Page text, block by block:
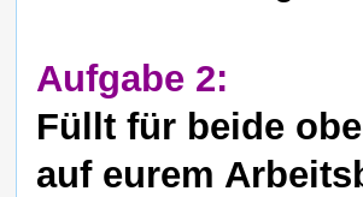
Aufgabe 2:
Füllt für beide
auf eurem